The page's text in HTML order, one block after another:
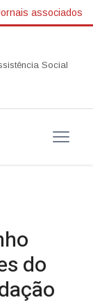
associados
Social realiza
do